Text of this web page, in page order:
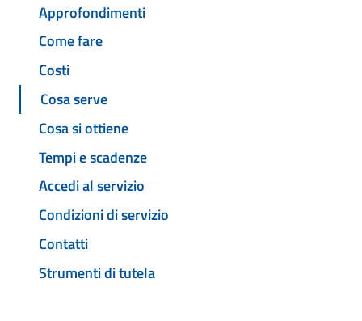
Approfondimenti
Come fare
Costi
Cosa serve
Cosa si ottiene
Tempi e scadenze
Accedi al servizio
Condizioni di servizio
Contatti
Strumenti di tutela